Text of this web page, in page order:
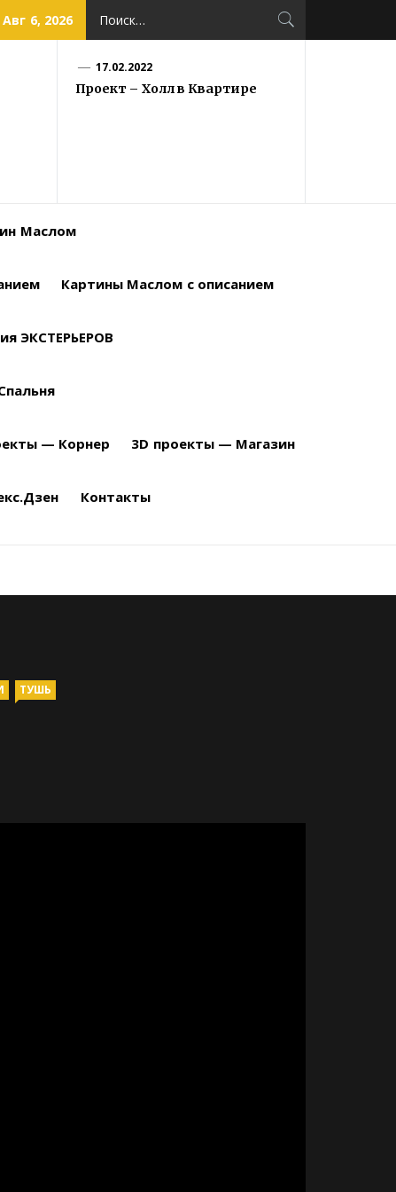
6, 2026
17.02.2022
Проект – Холл в Квартире
Маслом
Картины Маслом с описанием
ЭКСТЕРЬЕРОВ
— Корнер 3D проекты — Магазин
Контакты
ТУШЬ